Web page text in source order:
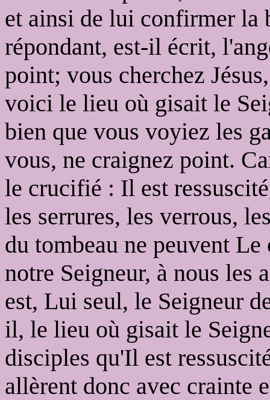
et ainsi de lui confirmer la
répondant, est-il écrit,
point; vous cherchez
voici le lieu où gisait le
bien que vous voyiez les
vous, ne craignez point.
le crucifié : Il est
les serrures, les verrous,
du tombeau ne peuvent
notre Seigneur, à nous les
est, Lui seul, le Seigneur
il, le lieu où gisait le
disciples qu'Il est
allèrent donc avec crainte